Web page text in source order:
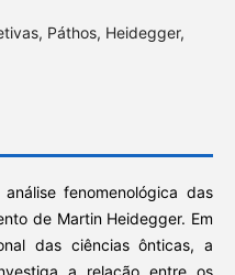
Páthos, Heidegger,
fenomenológica das
de Martin Heidegger. Em
das ciências ônticas, a
a relação entre os